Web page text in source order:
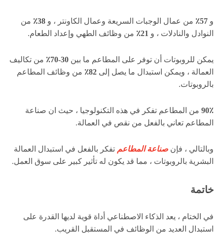
و 57٪ من عمال الوجبات السريعة وعمال الكاونتر ، و 38٪
من
النوادل والنادلات ، و 21٪ من وظائف الطهي وإعداد الطعام.
يمكن للروبوتات أن توفر على المطاعم ما بين 30-70٪
من تكاليف
العمالة ، ويمكن استبدال ما يصل إلى 82٪
من وظائف المطاعم
بالروبوتات.
90٪ من المطاعم تفكر في هذه التكنولوجيا ، حيث ان صناعة
المطاعم تعاني بالفعل من نقص في العمالة.
وبالتالي ، فإن صناعة المطاعم تفكر بالفعل في استبدال العمالة
البشرية بالروبوتات ، مما قد يكون له تأثير كبير على سوق العمل.
خاتمة
في الختام ، يعد الذكاء الاصطناعي أداة قوية لديها القدرة على
استبدال العديد من الوظائف في المستقبل القريب.